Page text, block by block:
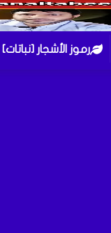
رموز الأشجار [نباتات]